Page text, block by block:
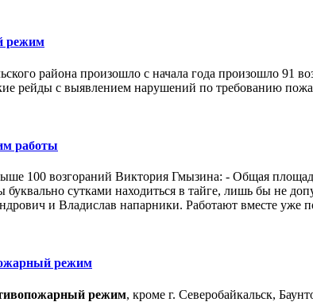
режим
района произошло с начала года произошло 91
рейды с выявлением нарушений по требованию
работы
100 возгораний Виктория Гмызина: - Общая
сутками находиться в тайге, лишь бы не
и Владислав напарники. Работают вместе уже
режим
режим, кроме г. Северобайкальск,